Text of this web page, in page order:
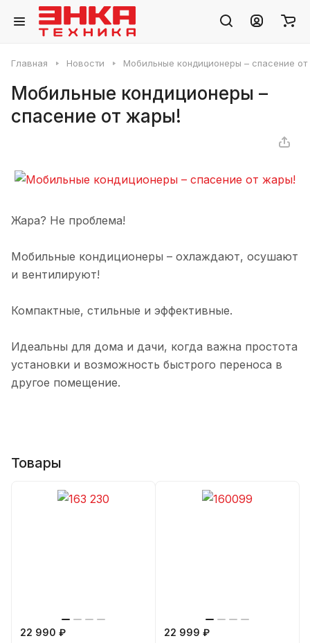
Главная Новости Мобильные кондиционеры – спасение
Мобильные кондиционеры –
спасение от жары!
Жара? Не проблема!
Мобильные кондиционеры – охлаждают, осушают
и вентилируют!
Компактные, стильные и эффективные.
Идеальны для дома и дачи, когда важна простота
установки и возможность быстрого переноса в
другое помещение.
Товары
22 990 ₽
22 999 ₽